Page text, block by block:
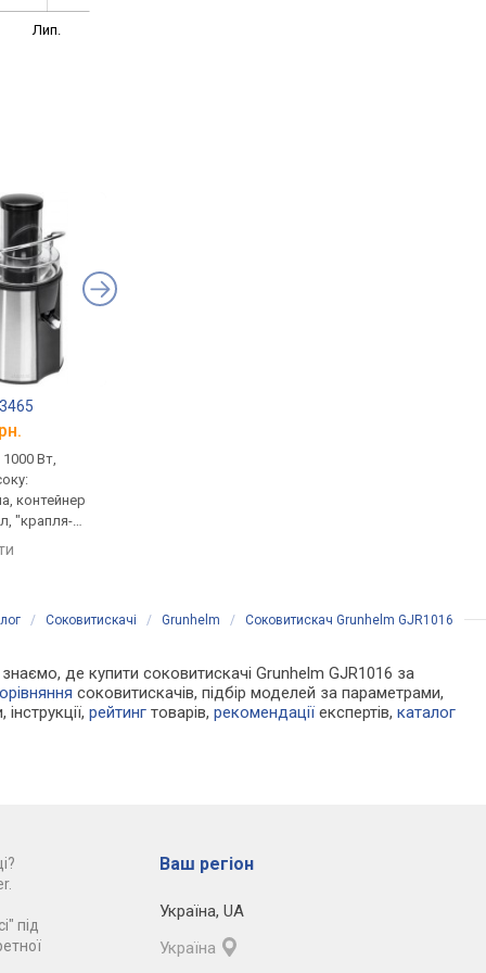
Лип.
Вт,
контейнер
"крапля-
/ Соковитискачі / Grunhelm / Соковитискач Grunhelm GJR1016
де купити соковитискачі Grunhelm GJR1016 за
соковитискачів, підбір моделей за параметрами,
рейтинг товарів,рекомендації експертів,каталог
під
Ваш регіон
Україна, UA
Україна